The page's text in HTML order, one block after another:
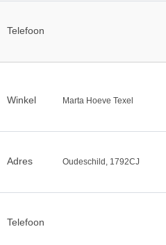
Telefoon
Winkel Marta Hoeve Texel
Adres Oudeschild, 1792CJ
Telefoon